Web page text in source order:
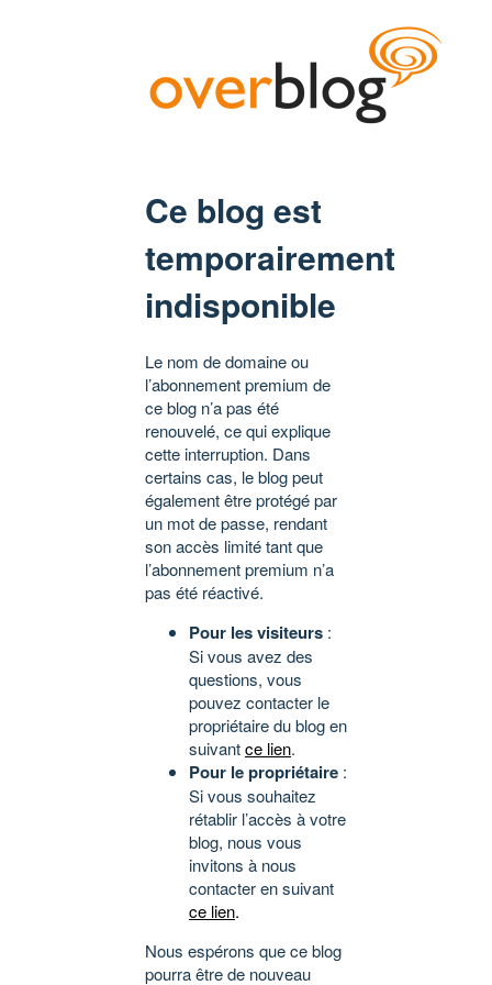
Ce blog est
temporairement
indisponible
Le nom de domaine ou
l’abonnement premium de
ce blog n’a pas été
renouvelé, ce qui explique
cette interruption. Dans
certains cas, le blog peut
également être protégé par
un mot de passe, rendant
son accès limité tant que
l’abonnement premium n’a
pas été réactivé.
Pour les visiteurs :
Si vous avez des
questions, vous
pouvez contacter le
propriétaire du blog en
suivantce lien.
Pour le propriétaire :
Si vous souhaitez
rétablir l’accès à votre
blog, nous vous
invitons à nous
contacter en suivant
ce lien.
Nous espérons que ce blog
pourra être de nouveau